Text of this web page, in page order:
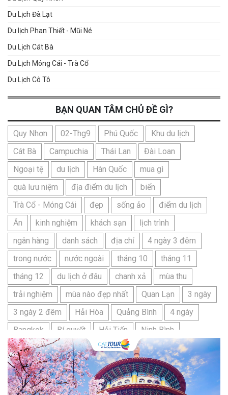
Du Lịch Đà Lạt
Du lịch Phan Thiết - Mũi Né
Du Lịch Cát Bà
Du Lịch Móng Cái - Trà Cổ
Du Lịch Cô Tô
BẠN QUAN TÂM CHỦ ĐỀ GÌ?
Quy Nhơn 02-Thg9 Phú Quốc
Khu du lịch
Cát Bà
Campuchia Thái Lan
Đài Loan
Ngoại tệ
du lịch Hàn Quốc
mua gì
quà lưu niệm
địa điểm du lịch
biển
Trà Cổ - Móng Cái
đẹp sống ảo
điểm du lịch
Ăn
kinh nghiệm khách sạn
lịch trình
ngân hàng
danh sách địa chỉ
4 ngày 3 đêm
trong nước
nước ngoài tháng 10
tháng 11
tháng 12
du lịch ở đâu chanh xả
mùa thu
trải nghiệm
mùa nào đẹp nhất Quan Lạn
3 ngày
3 ngày 2 đêm
Hải Hòa Quảng Bình
4 ngày
Bangkok
Bí quyết Hải Tiến
Ninh Bình
Nhật Bản
du lịch sầm sơn cần chuẩn bị gì
bãi tắm sấm sơn
đặc sản sầm sơn
đặc sản du lịch sầm sơn
tour du lịch 3 ngày 2 đêm